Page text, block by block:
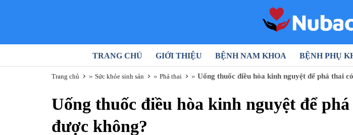
TRANG CHỦ GIỚI THIỆU BỆNH NAM KHOA BỆNH PHỤ
Trang chủ » Sức khỏe sinh sản » Phá thai » Uống thuốc điều hòa kinh nguyệt để phá thai
Uống thuốc điều hòa kinh nguyệt để
được không?